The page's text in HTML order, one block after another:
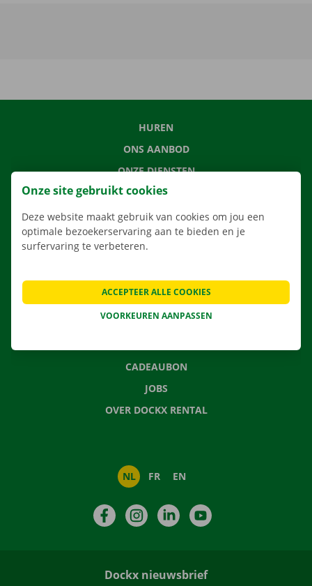
HUREN
ONS AANBOD
ONZE DIENSTEN
LOCATIES
APP
VERHUISOPLOSSINGEN
CONTACTEER ONS
VEELGESTELDE VRAGEN
CADEAUBON
JOBS
OVER DOCKX RENTAL
NL FR EN
FacebookInstagramLinkedIn
Dockx nieuwsbrief
Onze site gebruikt cookies
Deze website maakt gebruik van cookies om jou een
optimale bezoekerservaring aan te bieden en je
surfervaring te verbeteren.
VOORKEUREN AANPASSEN
ACCEPTEER ALLE COOKIES